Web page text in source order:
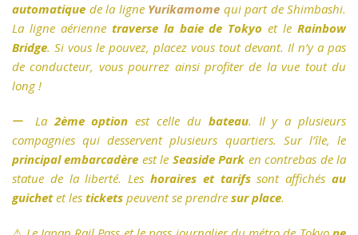
automatique de la ligne Yurikamome qui part de Shimbashi.
La ligne aérienne traverse la baie de Tokyo et leRainbow
Bridge. Si vous le pouvez, placez vous tout devant. Il n’y a pas
de conducteur, vous pourrez ainsi profiter de la vue tout du
long !
ー La2ème option est celle du bateau. Il y a plusieurs
compagnies qui desservent plusieurs quartiers. Sur l’île, le
principal embarcadère est le Seaside Park en contrebas de la
statue de la liberté. Les horaires et tarifssont affichésau
guichetet les tickets peuvent se prendre sur place.